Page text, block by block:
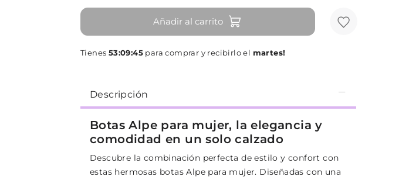
Añadir al carrito
Tienes 53:09:45 para comprar y recibirlo el martes!
Descripción
Botas Alpe para mujer, la elegancia y
comodidad en un solo calzado
Descubre la combinación perfecta de estilo y confort con
estas hermosas botas Alpe para mujer. Diseñadas con una